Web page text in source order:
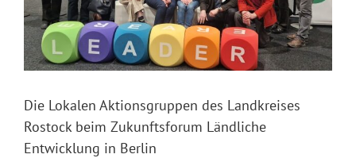
Die Lokalen Aktionsgruppen des Landkreises
Rostock beim Zukunftsforum Ländliche
Entwicklung in Berlin